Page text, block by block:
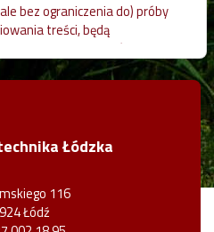
bez ograniczenia do) próby
treści, będą
Politechniki Łódzkiej.
Łódzka
116
Łódź